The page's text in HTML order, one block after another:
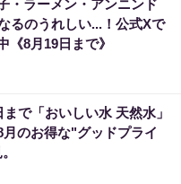
・ラーメン・アンニンド
るのうれしい...！公式Xで
《8月19日まで》
まで「おいしい水 天然水」
のお得な"グッドプライ